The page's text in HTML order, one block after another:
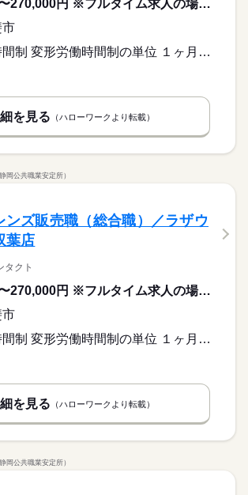
220,000円〜270,000円 ※フルタイム求人の場合は月額（換算額）、パート求人の場合は時間額を表示しています。
市
変形労働時間制 変形労働時間制の単位 １ヶ月単位 就業時間１ 9時30分〜21時00分 就業時間に関する特記事項 ・シフト制
を見る （ハローワークより転載）
岡公共職業安定所）
ンズ販売職（総合職）／ラザウ
葉店
クト
220,000円〜270,000円 ※フルタイム求人の場合は月額（換算額）、パート求人の場合は時間額を表示しています。
市
変形労働時間制 変形労働時間制の単位 １ヶ月単位 就業時間１ 9時30分〜19時00分 就業時間２ 10時30分〜20時00分 就業時間３ 11時30分〜21時00分 就業時間に関する特記事項 ・シフト制
を見る （ハローワークより転載）
岡公共職業安定所）